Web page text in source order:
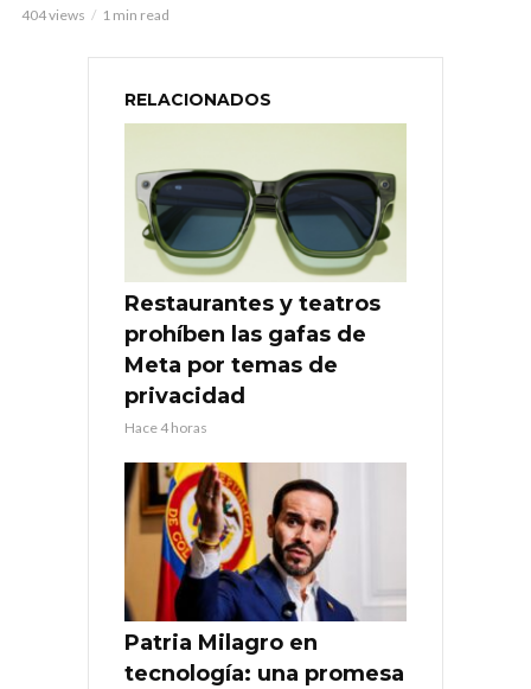
404 views 1 min read
RELACIONADOS
Restaurantes y teatros
prohíben las gafas de
Meta por temas de
privacidad
Hace 4 horas
Patria Milagro en
tecnología: una promesa